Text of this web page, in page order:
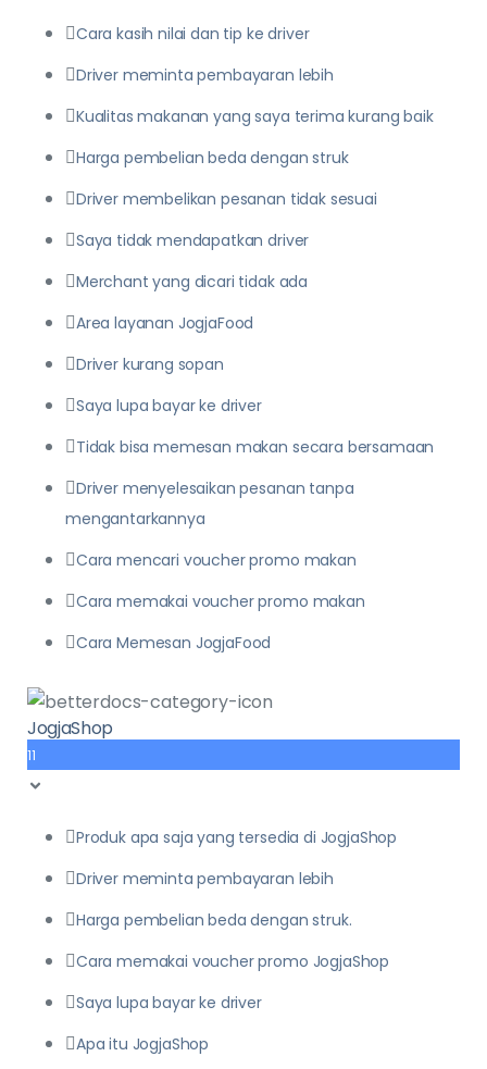
Cara kasih nilai dan tip ke driver
Driver meminta pembayaran lebih
Kualitas makanan yang saya terima kurang baik
Harga pembelian beda dengan struk
Driver membelikan pesanan tidak sesuai
Saya tidak mendapatkan driver
Merchant yang dicari tidak ada
Area layanan JogjaFood
Driver kurang sopan
Saya lupa bayar ke driver
Tidak bisa memesan makan secara bersamaan
Driver menyelesaikan pesanan tanpa
mengantarkannya
Cara mencari voucher promo makan
Cara memakai voucher promo makan
Cara Memesan JogjaFood
JogjaShop
11
Produk apa saja yang tersedia di JogjaShop
Driver meminta pembayaran lebih
Harga pembelian beda dengan struk.
Cara memakai voucher promo JogjaShop
Saya lupa bayar ke driver
Apa itu JogjaShop